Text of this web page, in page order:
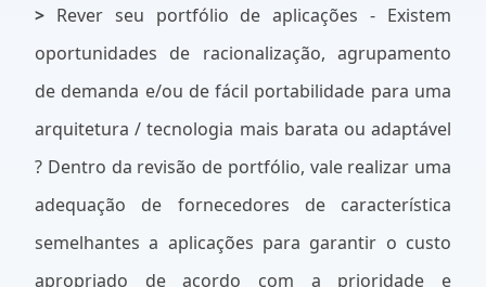
> Rever seu portfólio de aplicações - Existem
oportunidades de racionalização, agrupamento
de demanda e/ou de fácil portabilidade para uma
arquitetura / tecnologia mais barata ou adaptável
? Dentro da revisão de portfólio, vale realizar uma
adequação de fornecedores de característica
semelhantes a aplicações para garantir o custo
apropriado de acordo com a prioridade e